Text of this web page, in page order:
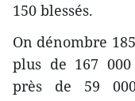
150 blessés.
On dénombre
plus de 167 000
près de 59